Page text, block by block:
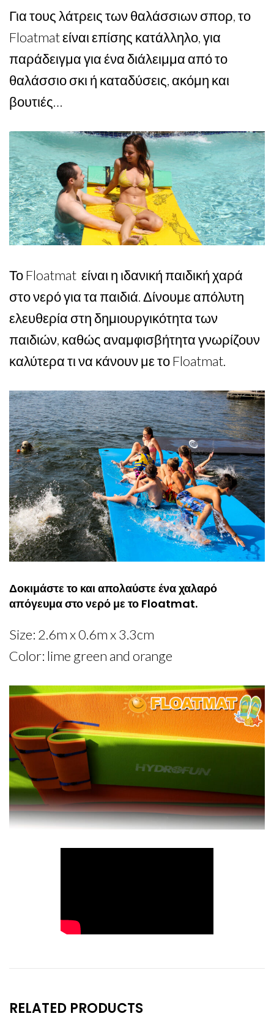
Για τους λάτρεις των θαλάσσιων σπορ, το
Floatmat είναι επίσης κατάλληλο, για
παράδειγμα για ένα διάλειμμα από το
θαλάσσιο σκι ή καταδύσεις, ακόμη και
βουτιές…
Το Floatmat είναι η ιδανική παιδική χαρά
στο νερό για τα παιδιά. Δίνουμε απόλυτη
ελευθερία στη δημιουργικότητα των
παιδιών, καθώς αναμφισβήτητα γνωρίζουν
καλύτερα τι να κάνουν με το Floatmat.
Δοκιμάστε το και απολαύστε ένα χαλαρό
απόγευμα στο νερό με το Floatmat.
Size: 2.6m x 0.6m x 3.3cm
Color: lime green and orange
RELATED PRODUCTS